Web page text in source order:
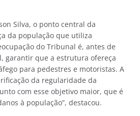
Silva, o ponto central da
da população que utiliza
do Tribunal é, antes de
garantir que a estrutura ofereça
para pedestres e motoristas. A
da regularidade da
com esse objetivo maior, que é
à população”, destacou.